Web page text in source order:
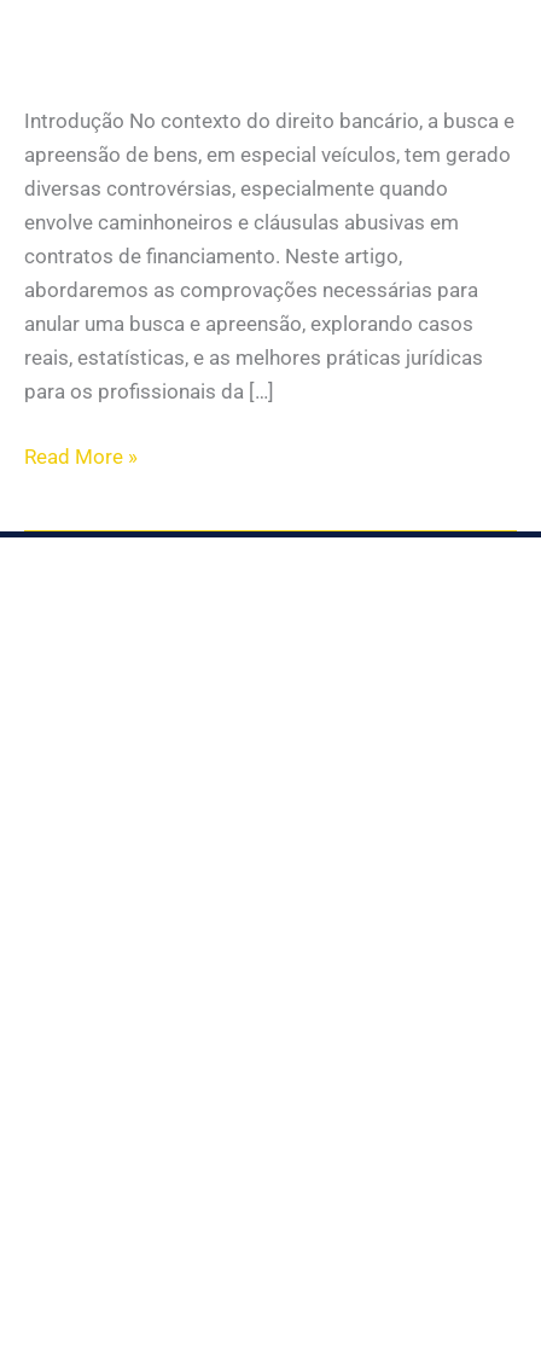
Introdução No contexto do direito bancário, a busca e
apreensão de bens, em especial veículos, tem gerado
diversas controvérsias, especialmente quando
envolve caminhoneiros e cláusulas abusivas em
contratos de financiamento. Neste artigo,
abordaremos as comprovações necessárias para
anular uma busca e apreensão, explorando casos
reais, estatísticas, e as melhores práticas jurídicas
para os profissionais da […]
Read More »